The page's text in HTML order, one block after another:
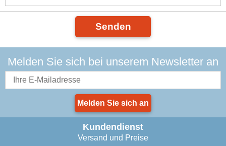
Senden
Melden Sie sich bei unserem Newsletter an
Melden Sie sich an
Kundendienst
Versand und Preise